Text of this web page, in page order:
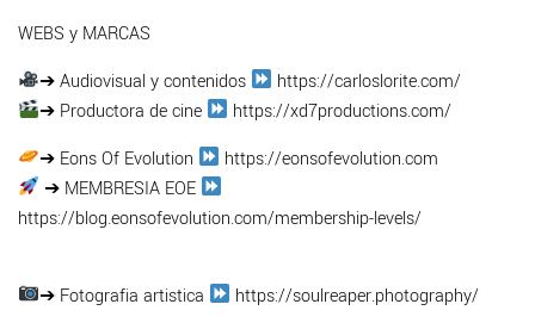
WEBS y MARCAS
➔ Audiovisual y contenidos
https://carloslorite.com/
➔ Productora de cine
https://xd7productions.com/
➔ Eons Of Evolution
https://eonsofevolution.com
➔ MEMBRESIA EOE
https://blog.eonsofevolution.com/membership-levels/
➔ Fotografia artistica
https://soulreaper.photography/